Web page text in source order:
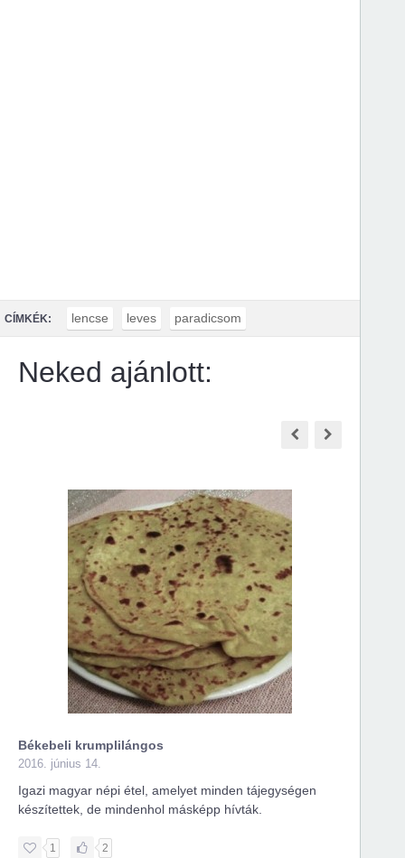
CÍMKÉK: lencse leves paradicsom
Neked ajánlott:
Békebeli krumplilángos
2016. június 14.
Igazi magyar népi étel, amelyet minden tájegységen
készítettek, de mindenhol másképp hívták.
1 2